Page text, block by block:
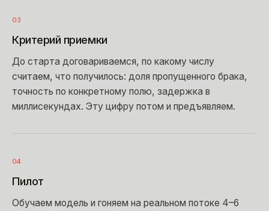
03
Критерий приемки
До старта договариваемся, по какому числу
считаем, что получилось: доля пропущенного брака,
точность по конкретному полю, задержка в
миллисекундах. Эту цифру потом и предъявляем.
04
Пилот
Обучаем модель и гоняем на реальном потоке 4–6